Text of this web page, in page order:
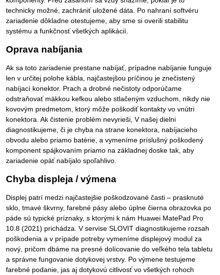
technicky možné, zachrániť uložené dáta. Po nahraní softvéru
zariadenie dôkladne otestujeme, aby sme si overili stabilitu
systému a funkčnosť všetkých aplikácií.
Oprava nabíjania
Ak sa toto zariadenie prestane nabíjať, prípadne nabíjanie funguje
len v určitej polohe kábla, najčastejšou príčinou je znečistený
nabíjací konektor. Prach a drobné nečistoty odporúčame
odstraňovať mäkkou kefkou alebo stlačeným vzduchom, nikdy nie
kovovým predmetom, ktorý môže poškodiť kontakty vo vnútri
konektora. Ak čistenie problém nevyrieši, V našej dielni
diagnostikujeme, či je chyba na strane konektora, nabíjacieho
obvodu alebo priamo batérie, a vymeníme príslušný poškodený
komponent spájkovaním priamo na základnej doske tak, aby
zariadenie opäť nabíjalo spoľahlivo.
Chyba displeja / výmena
Displej patrí medzi najčastejšie poškodzované časti – prasknuté
sklo, tmavé škvrny, farebné pásy alebo úplne čierna obrazovka po
páde sú typické príznaky, s ktorými k nám Huawei MatePad Pro
10.8 (2021) prichádza. V servise SLOVIT diagnostikujeme rozsah
poškodenia a v prípade potreby vymeníme displejový modul za
nový, pričom dbáme na presné dolícovanie do veľkého tela tabletu
a správne fungovanie dotykovej vrstvy. Po výmene testujeme
farebné podanie, jas aj dotykovú citlivosť vo všetkých rohoch